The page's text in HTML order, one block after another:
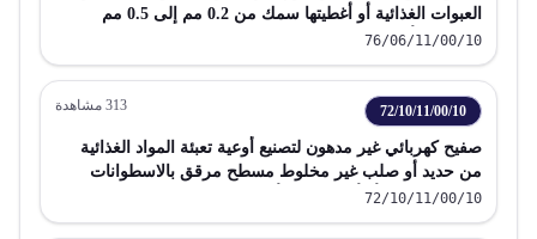
العبوات الغذائية أو أغطيتها سمك من 0.2 مم إلى 0.5 مم
مستطيلة أو مربعة
76/06/11/00/10
72/10/11/00/10
313 مشاهدة
صفيح كهربائي غير مدهون لتصنيع أوعية تعبئة المواد الغذائية
من حديد أو صلب غير مخلوط مسطح مرقق بالاسطوانات
مم أو أكثر
72/10/11/00/10